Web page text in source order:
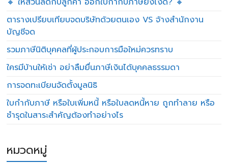
ตารางเปรียบเทียบจดบริษัทด้วยตนเอง VS จ้างสำนักงาน
บัญชีจด
รวมภาษีนิติบุคคลที่ผู้ประกอบการมือใหม่ควรทราบ
ใครมีบ้านให้เช่า อย่าลืมยื่นภาษีเงินได้บุคคลธรรมดา
การจดทะเบียนจัดตั้งมูลนิธิ
ใบกำกับภาษี หรือใบเพิ่มหนี้ หรือใบลดหนี้หาย ถูกทำลาย หรือ
ชำรุดในสาระสำคัญต้องทำอย่างไร
หมวดหมู่